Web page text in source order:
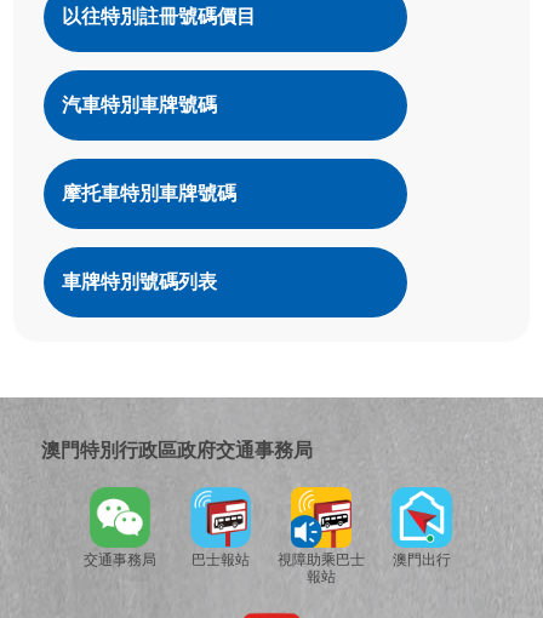
以往特別註冊號碼價目
汽車特別車牌號碼
摩托車特別車牌號碼
車牌特別號碼列表
澳門特別行政區政府交通事務局
交通事務局 巴士報站
視障助乘巴士
報站
澳門出行